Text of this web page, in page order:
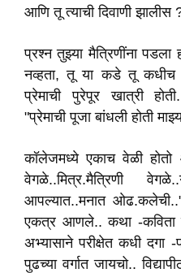
आणि तू त्याची दिवाणी
प्रश्न तुझ्या मैत्रिणींना
नव्हता, तू या कडे तू कधीच
प्रेमाची पुरेपूर खात्री
"प्रेमाची पूजा बांधली होती
कॉलेजमध्ये एकाच वेळी
वेगळे..मित्र.मैत्रिणी
आपल्यात..मनात
एकत्र आणले.. कथा -कविता
अभ्यासाने परीक्षेत कधी दगा
पुढच्या वर्गात जायचो..